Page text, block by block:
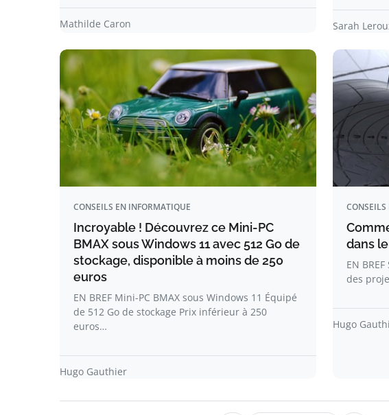
Mathilde Caron Sarah
CONSEILS EN INFORMATIQUE
Incroyable ! Découvrez ce Mini-PC
BMAX sous Windows 11 avec 512 Go de
stockage, disponible à moins de 250
euros
EN BREF Mini-PC BMAX sous Windows 11 Équipé
de 512 Go de stockage Prix inférieur à 250
euros…
Hugo Gauthier
dans
EN
des
Hugo